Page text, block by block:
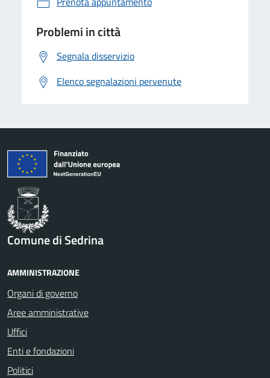
Problemi in città
Segnala disservizio
Elenco segnalazioni pervenute
Comune di Sedrina
AMMINISTRAZIONE
Organi di governo
Aree amministrative
Uffici
Enti e fondazioni
Politici